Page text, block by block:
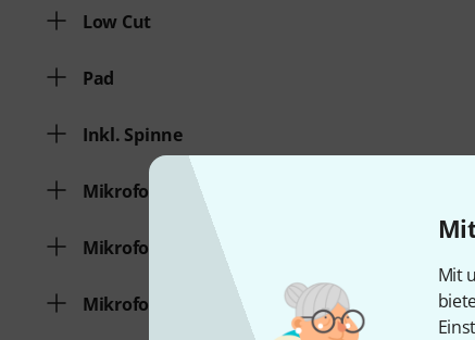
Mit
Low Cut
Pad
Inkl. Spinne
Mikrofonset für Gitarre
Mikrofonset für Drums
Mikrofonset für Gesang / Sprache